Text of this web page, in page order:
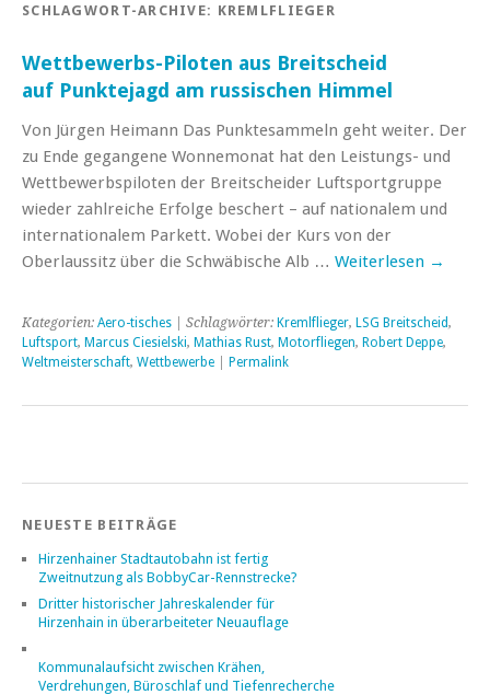
SCHLAGWORT-ARCHIVE: KREMLFLIEGER
Wettbewerbs-Piloten aus Breitscheid
auf Punktejagd am russischen Himmel
Von Jürgen Heimann Das Punktesammeln geht weiter. Der
zu Ende gegangene Wonnemonat hat den Leistungs- und
Wettbewerbspiloten der Breitscheider Luftsportgruppe
wieder zahlreiche Erfolge beschert – auf nationalem und
internationalem Parkett. Wobei der Kurs von der
Oberlaussitz über die Schwäbische Alb … Weiterlesen →
Kategorien: Aero-tisches | Schlagwörter: Kremlflieger, LSG Breitscheid,
Luftsport, Marcus Ciesielski, Mathias Rust, Motorfliegen, Robert Deppe,
Weltmeisterschaft, Wettbewerbe Permalink
NEUESTE BEITRÄGE
Hirzenhainer Stadtautobahn ist fertig
Zweitnutzung als BobbyCar-Rennstrecke?
Dritter historischer Jahreskalender für
Hirzenhain in überarbeiteter Neuauflage
Kommunalaufsicht zwischen Krähen,
Verdrehungen, Büroschlaf und Tiefenrecherche